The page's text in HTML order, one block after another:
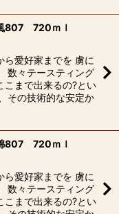
807 720ｍｌ
ら愛好家までを 虜に
数々テースティング
こまで出来るの?とい
その技術的な安定か
807 720ｍｌ
ら愛好家までを 虜に
数々テースティング
こまで出来るの?とい